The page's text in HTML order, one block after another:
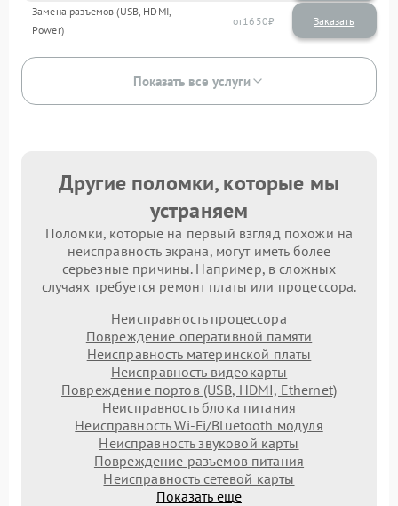
Замена разъемов (USB, HDMI,
Power)
1650
Показать все услуги
Другие поломки, которые мы
устраняем
Поломки, которые на первый взгляд похожи на
неисправность экрана, могут иметь более
серьезные причины. Например, в сложных
случаях требуется ремонт платы или процессора.
Неисправность процессора
Повреждение оперативной памяти
Неисправность материнской платы
Неисправность видеокарты
Повреждение портов (USB, HDMI, Ethernet)
Неисправность блока питания
Неисправность Wi-Fi/Bluetooth модуля
Неисправность звуковой карты
Повреждение разъемов питания
Неисправность сетевой карты
Показать еще